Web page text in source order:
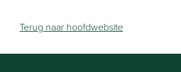
Terug naar hoofdwebsite